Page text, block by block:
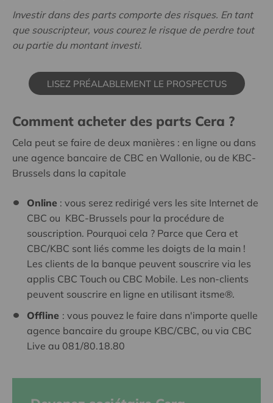
Investir dans des parts comporte des risques. En tant
que souscripteur, vous courez le risque de perdre tout
ou partie du montant investi.
LISEZ PRÉALABLEMENT LE PROSPECTUS
Comment acheter des parts Cera ?
Cela peut se faire de deux manières : en ligne ou dans
une agence bancaire de CBC en Wallonie, ou de KBC-
Brussels dans la capitale
Online : vous serez redirigé vers les site Internet de
CBC ou KBC-Brussels pour la procédure de
souscription. Pourquoi cela ? Parce que Cera et
CBC/KBC sont liés comme les doigts de la main !
Les clients de la banque peuvent souscrire via les
applis CBC Touch ou CBC Mobile. Les non-clients
peuvent souscrire en ligne en utilisant itsme®.
Offline : vous pouvez le faire dans n'importe quelle
agence bancaire du groupe KBC/CBC, ou via CBC
Live au 081/80.18.80